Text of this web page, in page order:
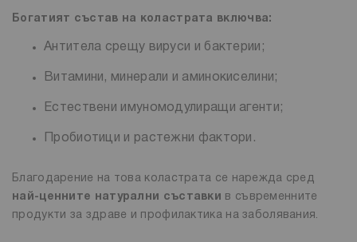
Богатият състав на коластрата включва:
Антитела срещу вируси и бактерии;
Витамини, минерали и аминокиселини;
Естествени имуномодулиращи агенти;
Пробиотици и растежни фактори.
Благодарение на това коластрата се нарежда сред
най-ценните натурални съставки
в съвременните
продукти за здраве и профилактика на заболявания.